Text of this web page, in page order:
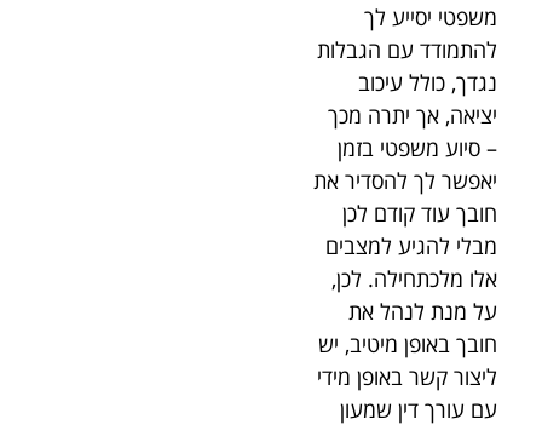
משפטי יסייע לך
להתמודד עם הגבלות
נגדך, כולל עיכוב
יציאה, אך יתרה מכך
– סיוע משפטי בזמן
יאפשר לך להסדיר את
חובך עוד קודם לכן
מבלי להגיע למצבים
אלו מלכתחילה. לכן,
על מנת לנהל את
חובך באופן מיטיב, יש
ליצור קשר באופן מידי
עם עורך דין שמעון